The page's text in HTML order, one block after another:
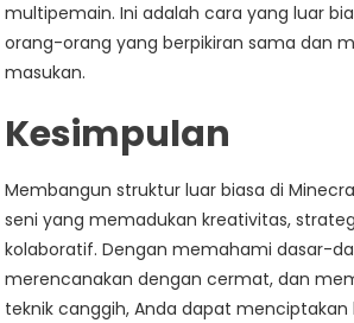
multipemain. Ini adalah cara yang luar
orang-orang yang berpikiran sama dan
masukan.
Kesimpulan
Membangun struktur luar biasa di
seni yang memadukan kreativitas,
kolaboratif. Dengan memahami dasar-
merencanakan dengan cermat, dan
teknik canggih, Anda dapat menciptakan